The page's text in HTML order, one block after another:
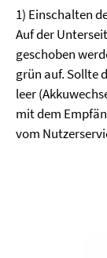
1) Einschalten
Auf der
geschoben
grün auf. Sollte
leer
mit dem
vom